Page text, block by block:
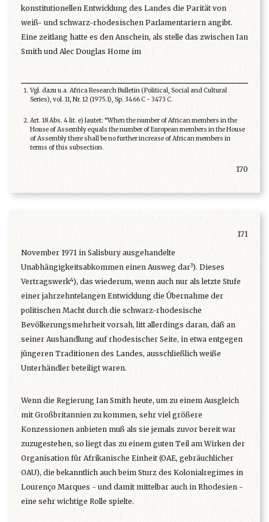
konstitutionellen Entwicklung des Landes die Parität von
weiß- und schwarz-rhodesischen Parlamentariern angibt.
Eine zeitlang hatte es den Anschein, als stelle das zwischen Ian
Smith und Alec Douglas Home im
Vgl. dazu u.a. Africa Research Bulletin (Political, Social and Cultural
Series), vol. 11, Nr. 12 (1975.1), Sp. 3466 C - 3473 C.
Art. 18 Abs. 4 lit. e) lautet: “When the number of African members in the
House of Assembly equals the number of European members in the House
of Assembly there shall be no further increase of African members in
terms of this subsection.
170
171
November 1971 in Salisbury ausgehandelte
Unabhängigkeitsabkommen einen Ausweg dar3). Dieses
Vertragswerk4), das wiederum, wenn auch nur als letzte Stufe
einer jahrzehntelangen Entwicklung die Übernahme der
politischen Macht durch die schwarz-rhodesische
Bevölkerungsmehrheit vorsah, litt allerdings daran, daß an
seiner Aushandlung auf rhodesischer Seite, in etwa entgegen
jüngeren Traditionen des Landes, ausschließlich weiße
Unterhändler beteiligt waren.
Wenn die Regierung Ian Smith heute, um zu einem Ausgleich
mit Großbritannien zu kommen, sehr viel größere
Konzessionen anbieten muß als sie jemals zuvor bereit war
zuzugestehen, so liegt das zu einem guten Teil am Wirken der
Organisation für Afrikanische Einheit (OAE, gebräuchlicher
OAU), die bekanntlich auch beim Sturz des Kolonialregimes in
Lourenço Marques - und damit mittelbar auch in Rhodesien -
eine sehr wichtige Rolle spielte.